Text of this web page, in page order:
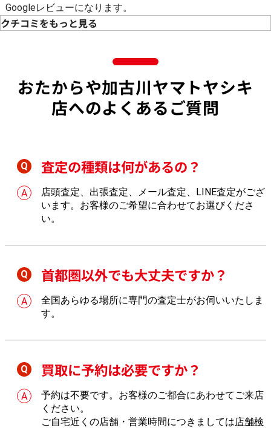
Googleレビューになります。
クチコミをもっと見る
おたからや加古川ヤマトヤシキ
店へのよくあるご質問
査定の種類は何があるの？
店頭査定、出張査定、メール査定、LINE査定がござ
います。お客様のご希望に合わせてお選びくださ
い。
首都圏以外でも大丈夫ですか？
全国あらゆる場所に専門の査定士がお伺いいたしま
す。
買取に予約は必要ですか？
予約は不要です。お客様のご都合にあわせてご来店
ください。
ご自宅近くの店舗・営業時間につきましては店舗検